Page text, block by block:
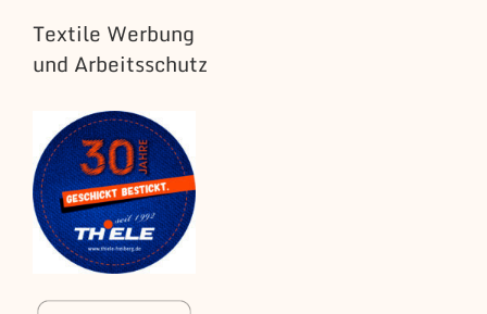
Textile Werbung
und Arbeitsschutz